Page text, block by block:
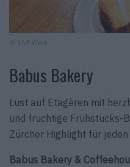
© 169 West
Babus Bakery
Lust auf Etagèren mit
und fruchtige Frühstücks-
Zürcher Highlight für
Babus Bakery &